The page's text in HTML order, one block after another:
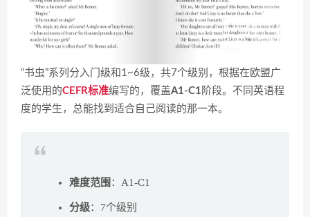
“书虫”系列分入门级和1~6级，共7个级别，根据在欧盟广
泛使用的CEFR标准编写的，覆盖A1-C1 阶段。不同英语程
度的学生，总能找到适合自己阅读的那一本。
难度范围 ：A1-C1
分级：7个级别